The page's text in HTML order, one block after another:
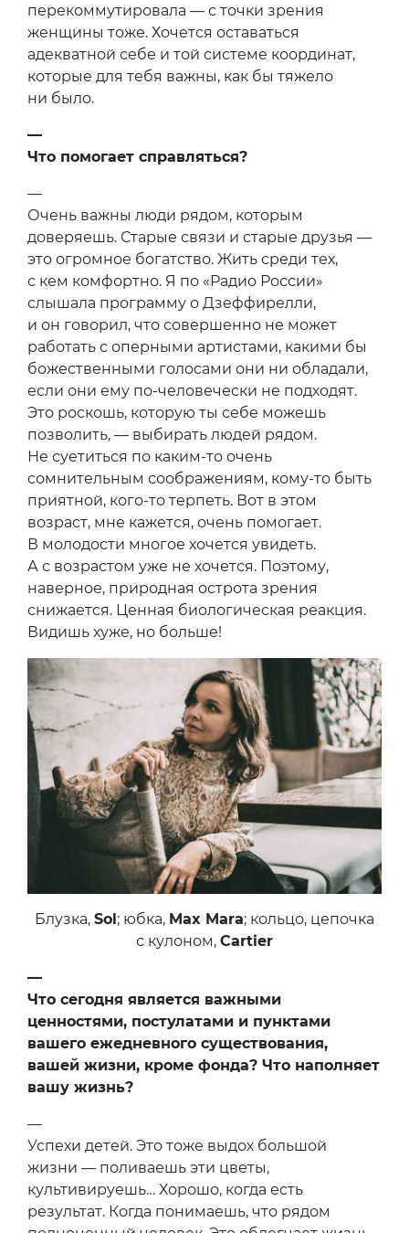
перекоммутировала — с точки зрения
женщины тоже. Хочется оставаться
адекватной себе и той системе координат,
которые для тебя важны, как бы тяжело
ни было.
—
Что помогает справляться?
—
Очень важны люди рядом, которым
доверяешь. Старые связи и старые друзья —
это огромное богатство. Жить среди тех,
с кем комфортно. Я по «Радио России»
слышала программу о Дзеффирелли,
и он говорил, что совершенно не может
работать с оперными артистами, какими бы
божественными голосами они ни обладали,
если они ему по-человечески не подходят.
Это роскошь, которую ты себе можешь
позволить, — выбирать людей рядом.
Не суетиться по каким-то очень
сомнительным соображениям, кому-то быть
приятной, кого-то терпеть. Вот в этом
возраст, мне кажется, очень помогает.
В молодости многое хочется увидеть.
А с возрастом уже не хочется. Поэтому,
наверное, природная острота зрения
снижается. Ценная биологическая реакция.
Видишь хуже, но больше!
Блузка, Sol ; юбка, Max Mara; кольцо, цепочка
с кулоном, Cartier
—
Что сегодня является важными
ценностями, постулатами и пунктами
вашего ежедневного существования,
вашей жизни, кроме фонда? Что наполняет
вашу жизнь?
—
Успехи детей. Это тоже выдох большой
жизни — поливаешь эти цветы,
культивируешь… Хорошо, когда есть
результат. Когда понимаешь, что рядом